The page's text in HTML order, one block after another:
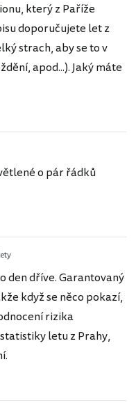
který z Paříže
doporučujete let z
strach, aby se to v
apod...). Jaký máte
o pár řádků
den dříve. Garantovaný
když se něco pokazí,
rizika
letu z Prahy,